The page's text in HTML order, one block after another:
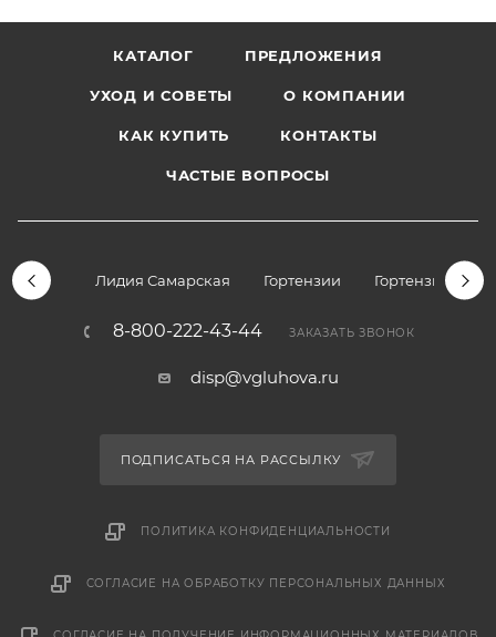
КАТАЛОГ ПРЕДЛОЖЕНИЯ
УХОД И СОВЕТЫ О КОМПАНИИ
КАК КУПИТЬ КОНТАКТЫ
ЧАСТЫЕ ВОПРОСЫ
Лидия Самарская Гортензии Гортензии
8-800-222-43-44 ЗАКАЗАТЬ ЗВОНОК
disp@vgluhova.ru
ПОДПИСАТЬСЯ НА РАССЫЛКУ
ПОЛИТИКА КОНФИДЕНЦИАЛЬНОСТИ
СОГЛАСИЕ НА ОБРАБОТКУ ПЕРСОНАЛЬНЫХ ДАННЫХ